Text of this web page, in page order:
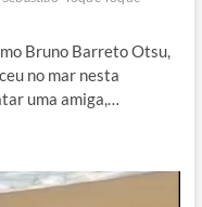
Bruno Barreto Otsu,
no mar nesta
uma amiga,…